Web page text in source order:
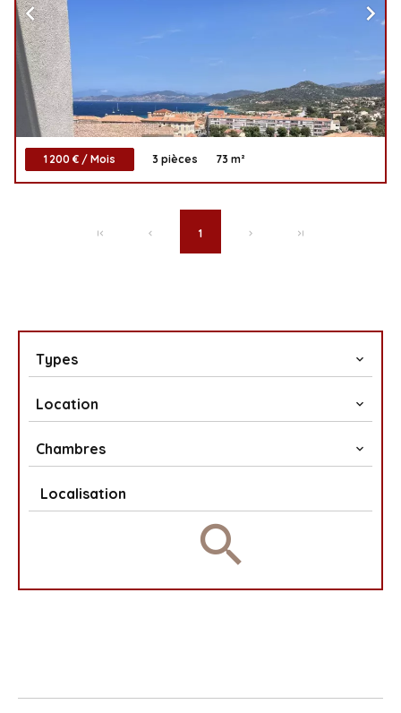
1 200 € / Mois 3 pièces 73 m²
1
Types
Location
Chambres
Localisation